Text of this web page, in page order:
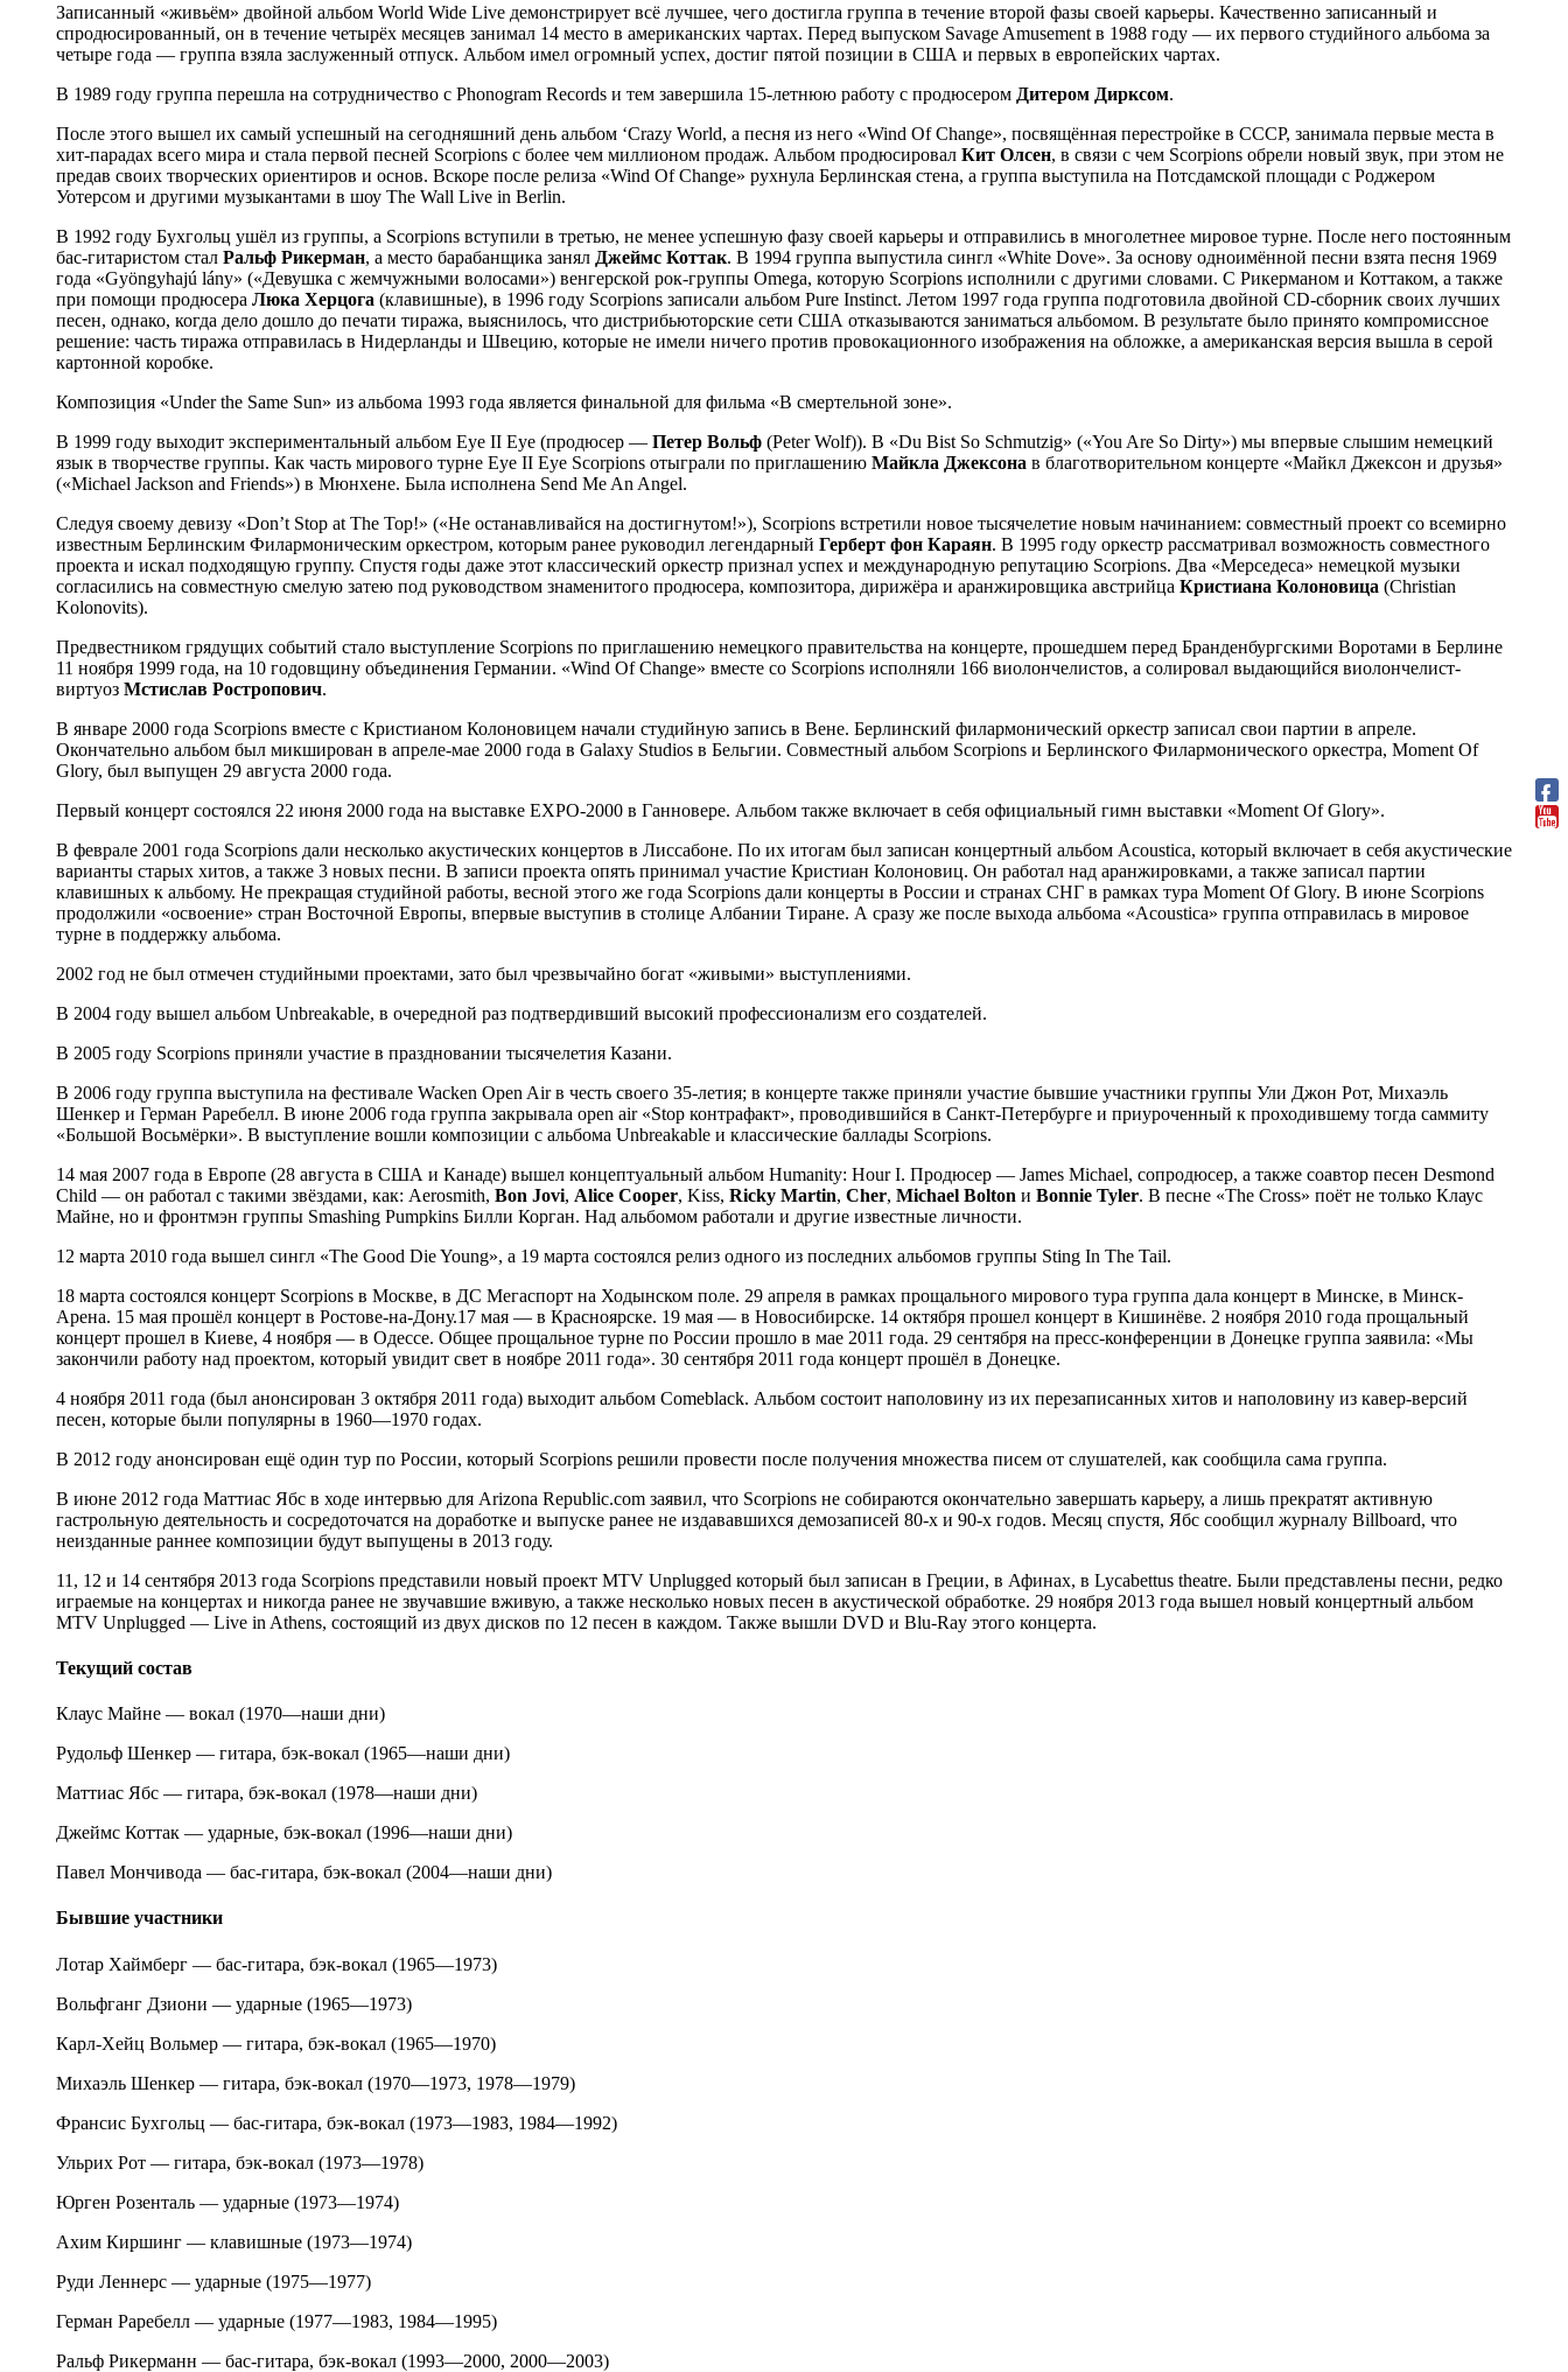
Записанный «живьём» двойной альбом World Wide Live демонстрирует всё лучшее, чего достигла группа в течение второй фазы своей карьеры. Качественно записанный и
спродюсированный, он в течение четырёх месяцев занимал 14 место в американских чартах. Перед выпуском Savage Amusement в 1988 году — их первого студийного альбома за
четыре года — группа взяла заслуженный отпуск. Альбом имел огромный успех, достиг пятой позиции в США и первых в европейских чартах.
В 1989 году группа перешла на сотрудничество с Phonogram Records и тем завершила 15-летнюю работу с продюсером Дитером Дирксом.
После этого вышел их самый успешный на сегодняшний день альбом ‘Crazy World, а песня из него «Wind Of Change», посвящённая перестройке в СССР, занимала первые места в
хит-парадах всего мира и стала первой песней Scorpions с более чем миллионом продаж. Альбом продюсировал Кит Олсен, в связи с чем Scorpions обрели новый звук, при этом не
предав своих творческих ориентиров и основ. Вскоре после релиза «Wind Of Change» рухнула Берлинская стена, а группа выступила на Потсдамской площади с Роджером
Уотерсом и другими музыкантами в шоу The Wall Live in Berlin.
В 1992 году Бухгольц ушёл из группы, а Scorpions вступили в третью, не менее успешную фазу своей карьеры и отправились в многолетнее мировое турне. После него постоянным
бас-гитаристом стал Ральф Рикерман, а место барабанщика занял Джеймс Коттак. В 1994 группа выпустила сингл «White Dove». За основу одноимённой песни взята песня 1969
года «Gyöngyhajú lány» («Девушка с жемчужными волосами») венгерской рок-группы Omega, которую Scorpions исполнили с другими словами. С Рикерманом и Коттаком, а также
при помощи продюсера Люка Херцога (клавишные), в 1996 году Scorpions записали альбом Pure Instinct. Летом 1997 года группа подготовила двойной CD-сборник своих лучших
песен, однако, когда дело дошло до печати тиража, выяснилось, что дистрибьюторские сети США отказываются заниматься альбомом. В результате было принято компромиссное
решение: часть тиража отправилась в Нидерланды и Швецию, которые не имели ничего против провокационного изображения на обложке, а американская версия вышла в серой
картонной коробке.
Композиция «Under the Same Sun» из альбома 1993 года является финальной для фильма «В смертельной зоне».
В 1999 году выходит экспериментальный альбом Eye II Eye (продюсер — Петер Вольф (Peter Wolf)). В «Du Bist So Schmutzig» («You Are So Dirty») мы впервые слышим немецкий
язык в творчестве группы. Как часть мирового турне Eye II Eye Scorpions отыграли по приглашению Майкла Джексона в благотворительном концерте «Майкл Джексон и друзья»
(«Michael Jackson and Friends») в Мюнхене. Была исполнена Send Me An Angel.
Следуя своему девизу «Don’t Stop at The Top!» («Не останавливайся на достигнутом!»), Scorpions встретили новое тысячелетие новым начинанием: совместный проект со всемирно
известным Берлинским Филармоническим оркестром, которым ранее руководил легендарный Герберт фон Караян. В 1995 году оркестр рассматривал возможность совместного
проекта и искал подходящую группу. Спустя годы даже этот классический оркестр признал успех и международную репутацию Scorpions. Два «Мерседеса» немецкой музыки
согласились на совместную смелую затею под руководством знаменитого продюсера, композитора, дирижёра и аранжировщика австрийца Кристиана Колоновица (Christian
Kolonovits).
Предвестником грядущих событий стало выступление Scorpions по приглашению немецкого правительства на концерте, прошедшем перед Бранденбургскими Воротами в Берлине
11 ноября 1999 года, на 10 годовщину объединения Германии. «Wind Of Change» вместе со Scorpions исполняли 166 виолончелистов, а солировал выдающийся виолончелист-
виртуоз Мстислав Ростропович.
В январе 2000 года Scorpions вместе с Кристианом Колоновицем начали студийную запись в Вене. Берлинский филармонический оркестр записал свои партии в апреле.
Окончательно альбом был микширован в апреле-мае 2000 года в Galaxy Studios в Бельгии. Совместный альбом Scorpions и Берлинского Филармонического оркестра, Moment Of
Glory, был выпущен 29 августа 2000 года.
Первый концерт состоялся 22 июня 2000 года на выставке EXPO-2000 в Ганновере. Альбом также включает в себя официальный гимн выставки «Moment Of Glory».
В феврале 2001 года Scorpions дали несколько акустических концертов в Лиссабоне. По их итогам был записан концертный альбом Acoustica, который включает в себя акустические
варианты старых хитов, а также 3 новых песни. В записи проекта опять принимал участие Кристиан Колоновиц. Он работал над аранжировками, а также записал партии
клавишных к альбому. Не прекращая студийной работы, весной этого же года Scorpions дали концерты в России и странах СНГ в рамках тура Moment Of Glory. В июне Scorpions
продолжили «освоение» стран Восточной Европы, впервые выступив в столице Албании Тиране. А сразу же после выхода альбома «Acoustica» группа отправилась в мировое
турне в поддержку альбома.
2002 год не был отмечен студийными проектами, зато был чрезвычайно богат «живыми» выступлениями.
В 2004 году вышел альбом Unbreakable, в очередной раз подтвердивший высокий профессионализм его создателей.
В 2005 году Scorpions приняли участие в праздновании тысячелетия Казани.
В 2006 году группа выступила на фестивале Wacken Open Air в честь своего 35-летия; в концерте также приняли участие бывшие участники группы Ули Джон Рот, Михаэль
Шенкер и Герман Раребелл. В июне 2006 года группа закрывала open air «Stop контрафакт», проводившийся в Санкт-Петербурге и приуроченный к проходившему тогда саммиту
«Большой Восьмёрки». В выступление вошли композиции с альбома Unbreakable и классические баллады Scorpions.
14 мая 2007 года в Европе (28 августа в США и Канаде) вышел концептуальный альбом Humanity: Hour I. Продюсер — James Michael, сопродюсер, а также соавтор песен Desmond
Child — он работал с такими звёздами, как: Aerosmith, Bon Jovi, Alice Cooper, Kiss, Ricky Martin, Cher, Michael Bolton и Bonnie Tyler. В песне «The Cross» поёт не только Клаус
Майне, но и фронтмэн группы Smashing Pumpkins Билли Корган. Над альбомом работали и другие известные личности.
12 марта 2010 года вышел сингл «The Good Die Young», а 19 марта состоялся релиз одного из последних альбомов группы Sting In The Tail.
18 марта состоялся концерт Scorpions в Москве, в ДС Мегаспорт на Ходынском поле. 29 апреля в рамках прощального мирового тура группа дала концерт в Минске, в Минск-
Арена. 15 мая прошёл концерт в Ростове-на-Дону.17 мая — в Красноярске. 19 мая — в Новосибирске. 14 октября прошел концерт в Кишинёве. 2 ноября 2010 года прощальный
концерт прошел в Киеве, 4 ноября ― в Одессе. Общее прощальное турне по России прошло в мае 2011 года. 29 сентября на пресс-конференции в Донецке группа заявила: «Мы
закончили работу над проектом, который увидит свет в ноябре 2011 года». 30 сентября 2011 года концерт прошёл в Донецке.
4 ноября 2011 года (был анонсирован 3 октября 2011 года) выходит альбом Comeblack. Альбом состоит наполовину из их перезаписанных хитов и наполовину из кавер-версий
песен, которые были популярны в 1960—1970 годах.
В 2012 году анонсирован ещё один тур по России, который Scorpions решили провести после получения множества писем от слушателей, как сообщила сама группа.
В июне 2012 года Маттиас Ябс в ходе интервью для Arizona Republic.com заявил, что Scorpions не собираются окончательно завершать карьеру, а лишь прекратят активную
гастрольную деятельность и сосредоточатся на доработке и выпуске ранее не издававшихся демозаписей 80-х и 90-х годов. Месяц спустя, Ябс сообщил журналу Billboard, что
неизданные раннее композиции будут выпущены в 2013 году.
11, 12 и 14 сентября 2013 года Scorpions представили новый проект MTV Unplugged который был записан в Греции, в Афинах, в Lycabettus theatre. Были представлены песни, редко
играемые на концертах и никогда ранее не звучавшие вживую, а также несколько новых песен в акустической обработке. 29 ноября 2013 года вышел новый концертный альбом
MTV Unplugged — Live in Athens, состоящий из двух дисков по 12 песен в каждом. Также вышли DVD и Blu-Ray этого концерта.
Текущий состав
Клаус Майне — вокал (1970—наши дни)
Рудольф Шенкер — гитара, бэк-вокал (1965—наши дни)
Маттиас Ябс — гитара, бэк-вокал (1978—наши дни)
Джеймс Коттак — ударные, бэк-вокал (1996—наши дни)
Павел Мончивода — бас-гитара, бэк-вокал (2004—наши дни)
Бывшие участники
Лотар Хаймберг — бас-гитара, бэк-вокал (1965—1973)
Вольфганг Дзиони — ударные (1965—1973)
Карл-Хейц Вольмер — гитара, бэк-вокал (1965—1970)
Михаэль Шенкер — гитара, бэк-вокал (1970—1973, 1978—1979)
Франсис Бухгольц — бас-гитара, бэк-вокал (1973—1983, 1984—1992)
Ульрих Рот — гитара, бэк-вокал (1973—1978)
Юрген Розенталь — ударные (1973—1974)
Ахим Киршинг — клавишные (1973—1974)
Руди Леннерс — ударные (1975—1977)
Герман Раребелл — ударные (1977—1983, 1984—1995)
Ральф Рикерманн — бас-гитара, бэк-вокал (1993—2000, 2000—2003)